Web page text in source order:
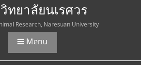
Protective
PPE)
ทยาลัยนเรศวร
Research, Naresuan University
Menu